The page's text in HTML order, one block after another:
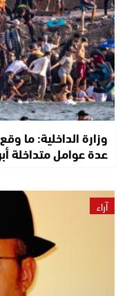
وزارة الداخلية: ما
عدة عوامل متداخلة
آراء